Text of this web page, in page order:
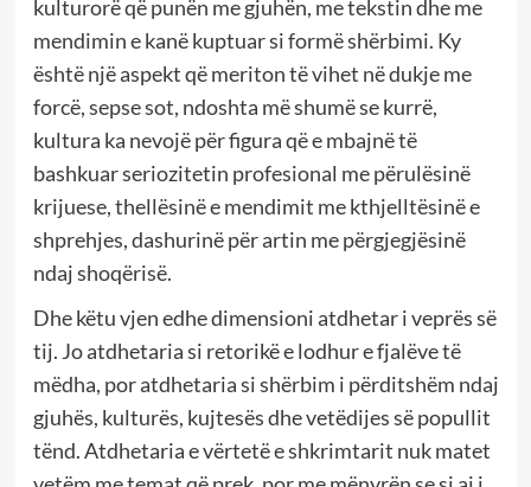
kulturorë që punën me gjuhën, me tekstin dhe me
mendimin e kanë kuptuar si formë shërbimi. Ky
është një aspekt që meriton të vihet në dukje me
forcë, sepse sot, ndoshta më shumë se kurrë,
kultura ka nevojë për figura që e mbajnë të
bashkuar seriozitetin profesional me përulësinë
krijuese, thellësinë e mendimit me kthjelltësinë e
shprehjes, dashurinë për artin me përgjegjësinë
ndaj shoqërisë.
Dhe këtu vjen edhe dimensioni atdhetar i veprës së
tij. Jo atdhetaria si retorikë e lodhur e fjalëve të
mëdha, por atdhetaria si shërbim i përditshëm ndaj
gjuhës, kulturës, kujtesës dhe vetëdijes së popullit
tënd. Atdhetaria e vërtetë e shkrimtarit nuk matet